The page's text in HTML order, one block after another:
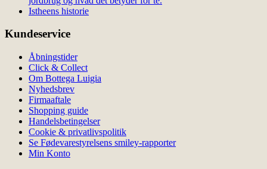
Istheens historie
Kundeservice
Åbningstider
Click & Collect
Om Bottega Luigia
Nyhedsbrev
Firmaaftale
Shopping guide
Handelsbetingelser
Cookie & privatlivspolitik
Se Fødevarestyrelsens smiley-rapporter
Min Konto